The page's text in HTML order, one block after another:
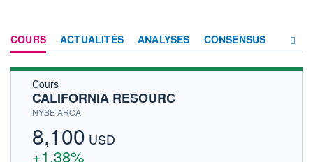
COURS ACTUALITÉS ANALYSES CONSENSUS
Cours
CALIFORNIA RESOURC
NYSE ARCA
8,100 USD
+1,38%